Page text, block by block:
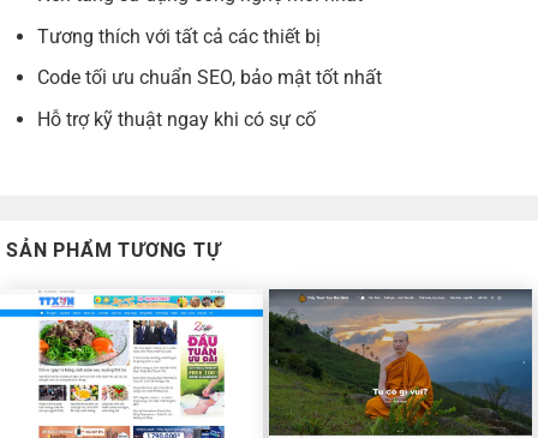
Tương thích với tất cả các thiết bị
Code tối ưu chuẩn SEO, bảo mật tốt nhất
Hỗ trợ kỹ thuật ngay khi có sự cố
SẢN PHẨM TƯƠNG TỰ